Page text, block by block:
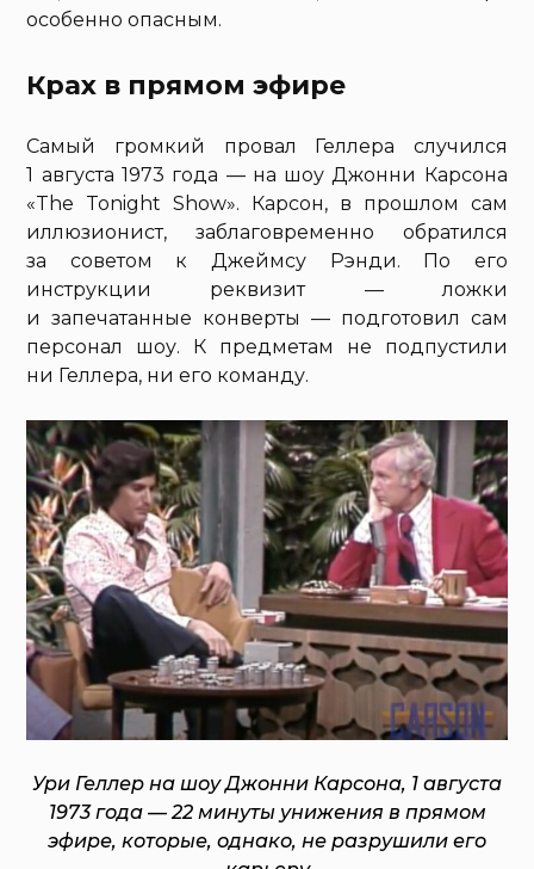
особенно опасным.
Крах в прямом эфире
Самый громкий провал Геллера случился
1 августа 1973 года — на шоу Джонни Карсона
«The Tonight Show». Карсон, в прошлом сам
иллюзионист, заблаговременно обратился
за советом к Джеймсу Рэнди. По его
инструкции реквизит — ложки
и запечатанные конверты — подготовил сам
персонал шоу. К предметам не подпустили
ни Геллера, ни его команду.
Ури Геллер на шоу Джонни Карсона, 1 августа
1973 года — 22 минуты унижения в прямом
эфире, которые, однако, не разрушили его